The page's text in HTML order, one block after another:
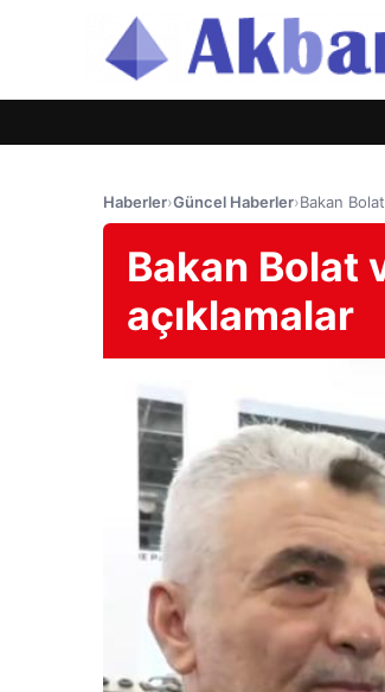
Haberler›Güncel Haberler›Bakan
Bakan Bolat
açıklamalar